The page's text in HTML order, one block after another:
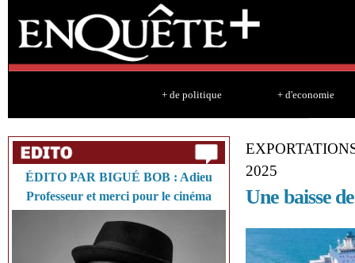
+ de politique + d'economie
ÉDITO PAR BIGUÉ BOB : Adieu
Professeur et merci pour le cinéma
2025
Une baisse